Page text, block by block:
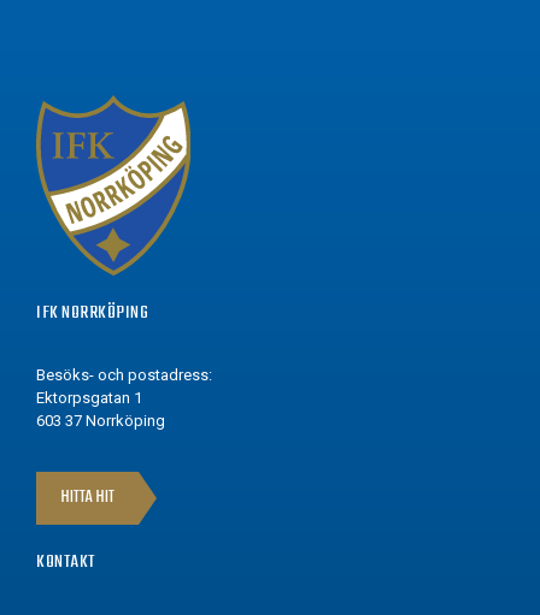
IFK NORRKÖPING
Besöks- och postadress:
Ektorpsgatan 1
603 37 Norrköping
HITTA HIT
KONTAKT